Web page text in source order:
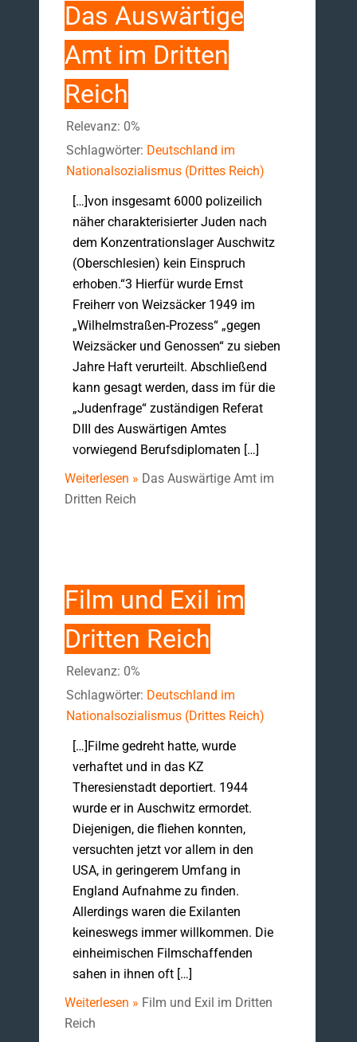
Das Auswärtige
Amt im Dritten
Reich
Relevanz: 0%
Schlagwörter: Deutschland im
Nationalsozialismus (Drittes Reich)
[…]von insgesamt 6000 polizeilich
näher charakterisierter Juden nach
dem Konzentrationslager Auschwitz
(Oberschlesien) kein Einspruch
erhoben.“3 Hierfür wurde Ernst
Freiherr von Weizsäcker 1949 im
„Wilhelmstraßen-Prozess“ „gegen
Weizsäcker und Genossen“ zu sieben
Jahre Haft verurteilt. Abschließend
kann gesagt werden, dass im für die
„Judenfrage“ zuständigen Referat
DIII des Auswärtigen Amtes
vorwiegend Berufsdiplomaten […]
Weiterlesen » Das Auswärtige Amt im
Dritten Reich
Film und Exil im
Dritten Reich
Relevanz: 0%
Schlagwörter: Deutschland im
Nationalsozialismus (Drittes Reich)
[…]Filme gedreht hatte, wurde
verhaftet und in das KZ
Theresienstadt deportiert. 1944
wurde er in Auschwitz ermordet.
Diejenigen, die fliehen konnten,
versuchten jetzt vor allem in den
USA, in geringerem Umfang in
England Aufnahme zu finden.
Allerdings waren die Exilanten
keineswegs immer willkommen. Die
einheimischen Filmschaffenden
sahen in ihnen oft […]
Weiterlesen » Film und Exil im Dritten
Reich